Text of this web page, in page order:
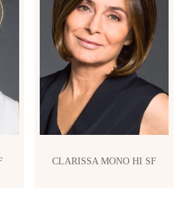
CLARISSA MONO HI SF